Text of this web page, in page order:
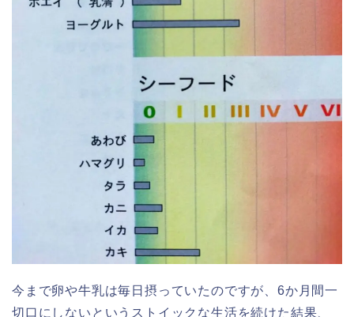
今まで卵や牛乳は毎日摂っていたのですが、6か月間一
切口にしないというストイックな生活を続けた結果、